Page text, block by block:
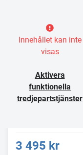
Innehållet kan inte
visas
Aktivera
funktionella
tredjepartstjänster
3 495 kr